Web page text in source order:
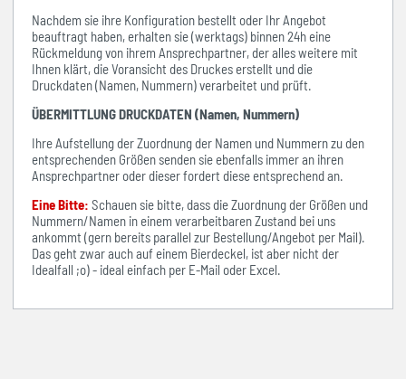
Nachdem sie ihre Konfiguration bestellt oder Ihr Angebot
beauftragt haben, erhalten sie (werktags) binnen 24h eine
Rückmeldung von ihrem Ansprechpartner, der alles weitere mit
Ihnen klärt, die Voransicht des Druckes erstellt und die
Druckdaten (Namen, Nummern) verarbeitet und prüft.
ÜBERMITTLUNG DRUCKDATEN (Namen, Nummern)
Ihre Aufstellung der Zuordnung der Namen und Nummern zu den
entsprechenden Größen senden sie ebenfalls immer an ihren
Ansprechpartner oder dieser fordert diese entsprechend an.
Eine Bitte: Schauen sie bitte, dass die Zuordnung der Größen und
Nummern/Namen in einem verarbeitbaren Zustand bei uns
ankommt (gern bereits parallel zur Bestellung/Angebot per Mail).
Das geht zwar auch auf einem Bierdeckel, ist aber nicht der
Idealfall ;o) - ideal einfach per E-Mail oder Excel.